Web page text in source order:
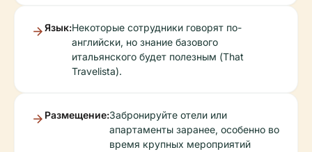
Язык:Некоторые сотрудники говорят по-
английски, но знание базового
итальянского будет полезным (That
Travelista).
Размещение:Забронируйте отели или
апартаменты заранее, особенно во
время крупных мероприятий